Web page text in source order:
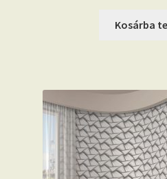
Kosárba